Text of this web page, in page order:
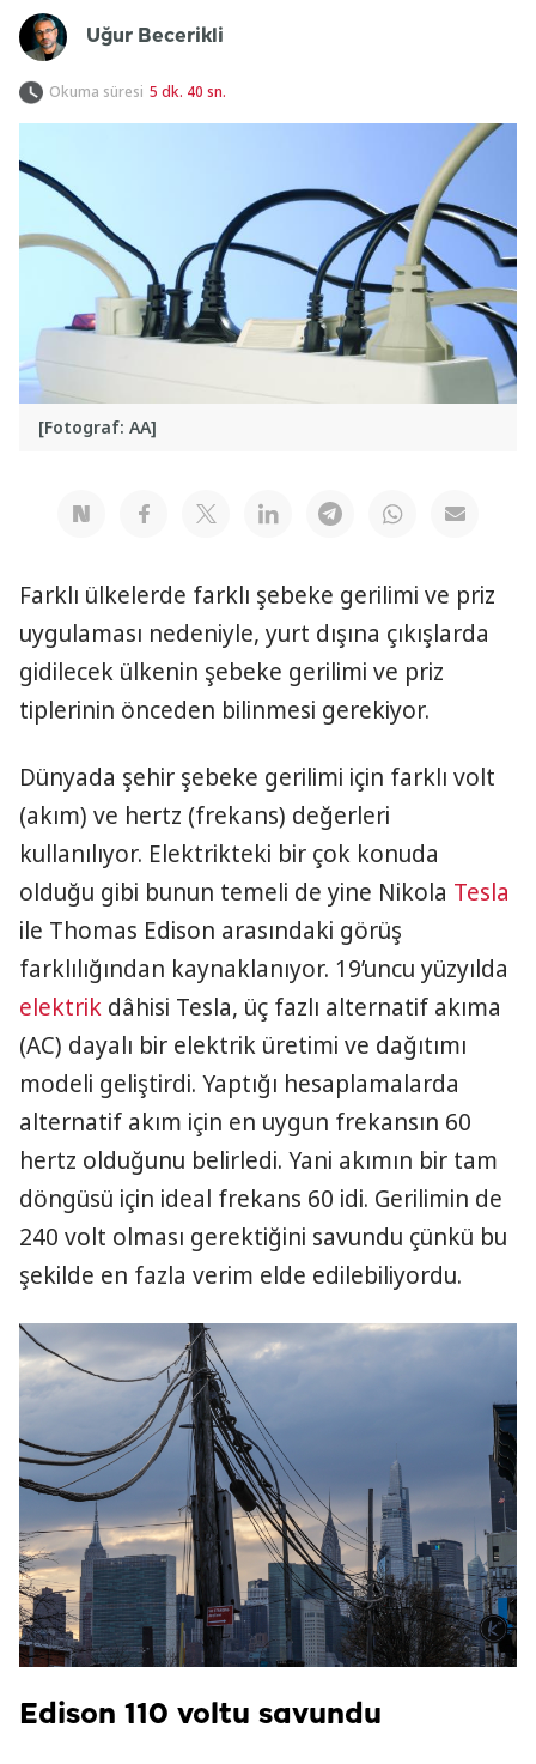
Uğur Becerikli
Okuma süresi 5 dk. 40 sn.
[Fotograf: AA]
Farklı ülkelerde farklı şebeke gerilimi ve priz
uygulaması nedeniyle, yurt dışına çıkışlarda
gidilecek ülkenin şebeke gerilimi ve priz
tiplerinin önceden bilinmesi gerekiyor.
Dünyada şehir şebeke gerilimi için farklı volt
(akım) ve hertz (frekans) değerleri
kullanılıyor. Elektrikteki bir çok konuda
olduğu gibi bunun temeli de yine Nikola Tesla
ile Thomas Edison arasındaki görüş
farklılığından kaynaklanıyor. 19’uncu yüzyılda
elektrik dâhisi Tesla, üç fazlı alternatif akıma
(AC) dayalı bir elektrik üretimi ve dağıtımı
modeli geliştirdi. Yaptığı hesaplamalarda
alternatif akım için en uygun frekansın 60
hertz olduğunu belirledi. Yani akımın bir tam
döngüsü için ideal frekans 60 idi. Gerilimin de
240 volt olması gerektiğini savundu çünkü bu
şekilde en fazla verim elde edilebiliyordu.
Edison 110 voltu savundu